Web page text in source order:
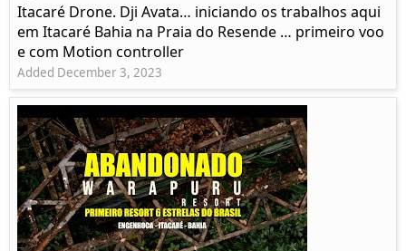
Itacaré Drone. Dji Avata… iniciando os trabalhos aqui
em Itacaré Bahia na Praia do Resende … primeiro voo
e com Motion controller
Added December 3, 2023